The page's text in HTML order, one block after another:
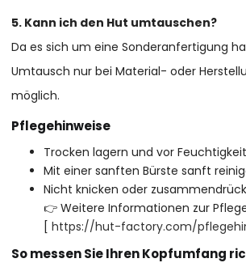
5. Kann ich den Hut umtauschen?
Da es sich um eine Sonderanfertigung
Umtausch nur bei Material- oder
möglich.
Pflegehinweise
Trocken lagern und vor
Mit einer sanften Bürste sanft
Nicht knicken oder
👉 Weitere Informationen zur
[https://hut-factory.com/
So messen Sie Ihren Kopfumfang